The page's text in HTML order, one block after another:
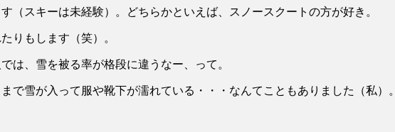
（スキーは未経験）。どちらかといえば、スノースクートの方が好き。
りもします（笑）。
は、雪を被る率が格段に違うなー、って。
で雪が入って服や靴下が濡れている・・・なんてこともありました（私）。